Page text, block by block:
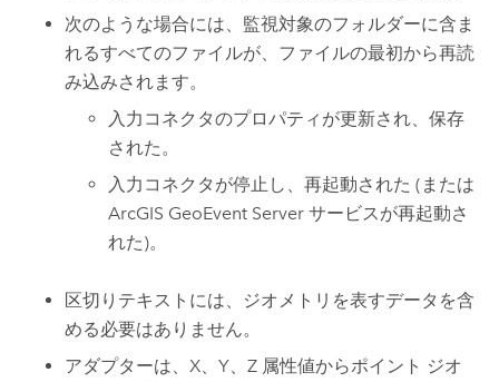
次のような場合には、監視対象のフォルダーに含ま
れるすべてのファイルが、ファイルの最初から再読
み込みされます。
入力コネクタのプロパティが更新され、保存
された。
入力コネクタが停止し、再起動された (または
ArcGIS GeoEvent Server サービスが再起動さ
れた)。
区切りテキストには、ジオメトリを表すデータを含
める必要はありません。
アダプターは、X、Y、Z 属性値からポイント ジオ